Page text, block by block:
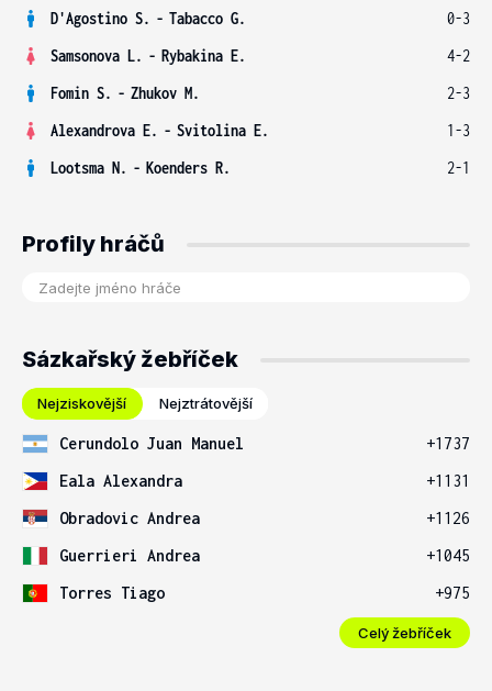
D'Agostino S. - Tabacco G.
0-3
Samsonova L. - Rybakina E.
4-2
Fomin S. - Zhukov M.
2-3
Alexandrova E. - Svitolina E.
1-3
Lootsma N. - Koenders R. 2-1
Profily hráčů
Sázkařský žebříček
Nejziskovější Nejztrátovější
Cerundolo Juan Manuel
+1737
Eala Alexandra
+1131
Obradovic Andrea
+1126
Guerrieri Andrea
+1045
Torres Tiago
+975
Celý žebříček